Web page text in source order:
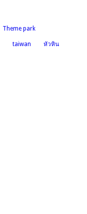
Theme park
taiwan หัวหิน